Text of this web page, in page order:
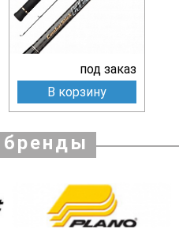
под заказ
В корзину